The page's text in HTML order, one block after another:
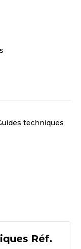
Réf.
techniques